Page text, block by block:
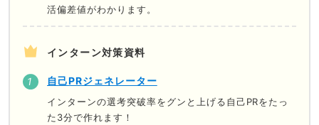
活偏差値がわかります。
インターン対策資料
自己PRジェネレーター
インターンの選考突破率をグンと上げる自己PRをたっ
た3分で作れます！